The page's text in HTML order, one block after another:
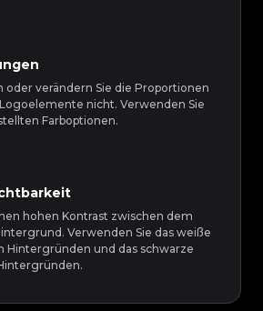
oder verändern Sie die Proportionen
nicht. Verwenden Sie
Farboptionen.
hohen Kontrast zwischen dem
Verwenden Sie das weiße
Hintergründen und das schwarze